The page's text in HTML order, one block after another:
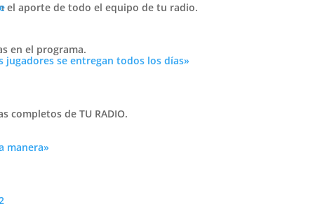
el aporte de todo el equipo de tu radio.
en el programa.
jugadores se entregan todos los días»
completos de TU RADIO.
manera»
y
Tweets by PasionTricolor1